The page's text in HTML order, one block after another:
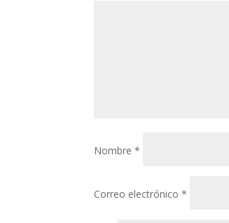
Nombre*
Correo electrónico*